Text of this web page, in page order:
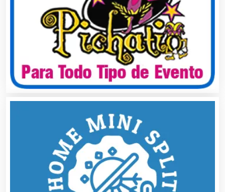
Alquiler de Sillas y Mesas
Alquiler de Trajes de Etiqueta
Aluminio
Ambulancias